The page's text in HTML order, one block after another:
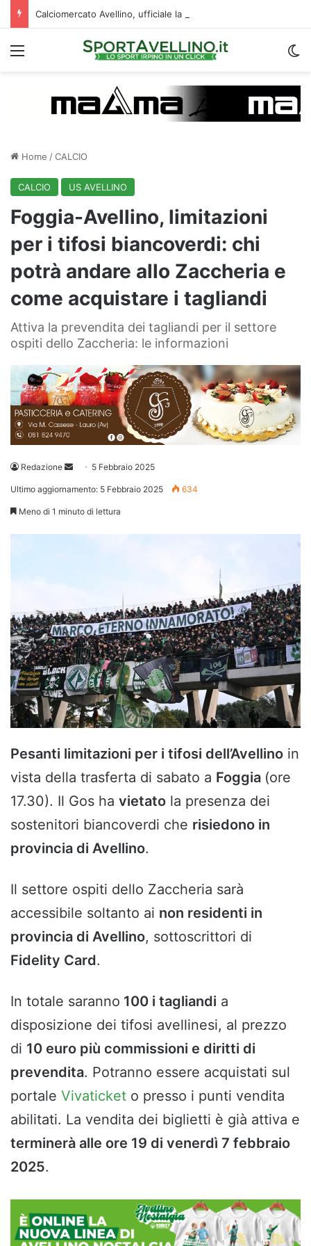
Menu
Home /CALCIO
CALCIO US AVELLINO
Foggia-Avellino, limitazioni
per i tifosi biancoverdi: chi
potrà andare allo Zaccheria e
come acquistare i tagliandi
Attiva la prevendita dei tagliandi per il settore
ospiti dello Zaccheria: le informazioni
Redazione
Invia 5 Febbraio 2025
Ultimo aggiornamento: 5 Febbraio 2025 634
Meno di 1 minuto di lettura
Pesanti limitazioni per i tifosi dell’Avellino in
vista della trasferta di sabato a Foggia (ore
17.30). Il Gos ha vietato la presenza dei
sostenitori biancoverdi che risiedono in
provincia di Avellino.
Il settore ospiti dello Zaccheria sarà
accessibile soltanto ai non residenti in
provincia di Avellino, sottoscrittori di
Fidelity Card.
In totale saranno 100 i tagliandi a
disposizione dei tifosi avellinesi, al prezzo
di 10 euro più commissioni e diritti di
prevendita. Potranno essere acquistati sul
portale Vivaticket o presso i punti vendita
abilitati. La vendita dei biglietti è già attiva e
terminerà alle ore 19 di venerdì 7 febbraio
2025.